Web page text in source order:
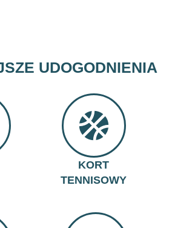
UDOGODNIENIA
KORT
TENNISOWY